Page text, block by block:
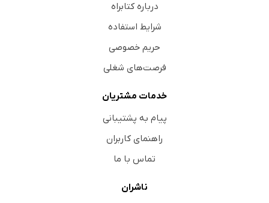
درباره کتابراه
شرایط استفاده
حریم خصوصی
فرصت‌های شغلی
خدمات مشتریان
پیام به پشتیبانی
راهنمای کاربران
تماس با ما
ناشران